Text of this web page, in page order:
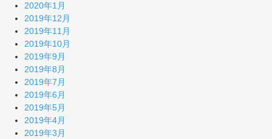
2020年1月
2019年12月
2019年11月
2019年10月
2019年9月
2019年8月
2019年7月
2019年6月
2019年5月
2019年4月
2019年3月